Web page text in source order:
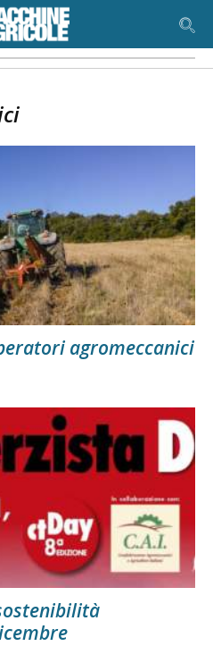
agromeccanici